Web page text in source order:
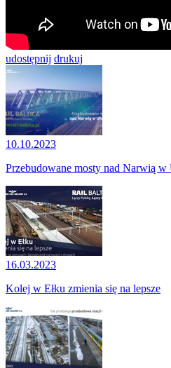
udostępnij drukuj
10.10.2023
Przebudowane mosty nad Narwią
16.03.2023
Kolej w Ełku zmienia się na lepsze